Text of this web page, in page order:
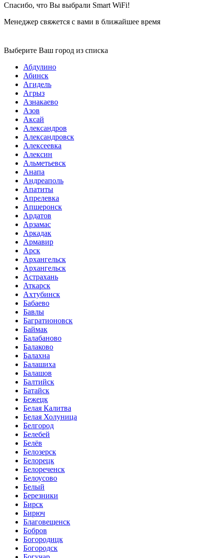
Спасибо, что Вы выбрали Smart WiFi!
Менеджер свяжется с вами в ближайшее время
Выберите Ваш город из списка
Абдулино
Абинск
Агидель
Агрыз
Азнакаево
Азов
Аксай
Александров
Александровск
Алексеевка
Алексин
Альметьевск
Анапа
Андреаполь
Апатиты
Апрелевка
Апшеронск
Ардатов
Арзамас
Аркадак
Армавир
Арск
Архангельск
Архангельск
Астрахань
Аткарск
Ахтубинск
Бабаево
Бавлы
Багратионовск
Баймак
Балабаново
Балаково
Балахна
Балашиха
Балашов
Балтийск
Батайск
Бежецк
Белая Калитва
Белая Холуница
Белгород
Белебей
Белёв
Белозерск
Белорецк
Белореченск
Белоусово
Белый
Березники
Бирск
Бирюч
Благовещенск
Бобров
Богородицк
Богородск